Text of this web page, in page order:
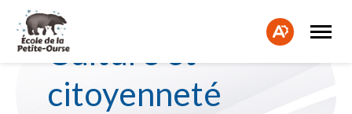
Ouvrir
la
la
site
Culture et
citoyenneté